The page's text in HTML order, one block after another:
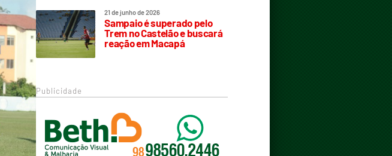
21 de junho de 2026
Sampaio é superado pelo
Trem no Castelão e buscará
reação em Macapá
Publicidade